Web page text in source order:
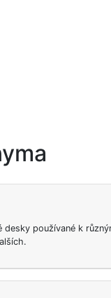
desky používané k